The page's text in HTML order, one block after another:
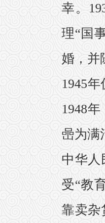
幸。
理“国
婚，并
1945
1948
喦为满
中华人
受“教
靠卖杂